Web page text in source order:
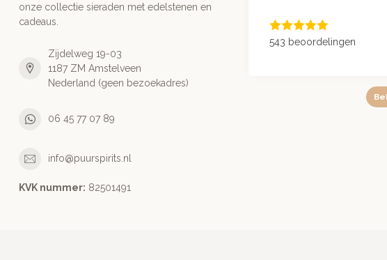
onze collectie sieraden met edelstenen en
cadeaus.
Zijdelweg 19-03
1187 ZM Amstelveen
Nederland (geen bezoekadres)
06 45 77 07 89
info@puurspirits.nl
KVK nummer: 82501491
543 beoordelingen